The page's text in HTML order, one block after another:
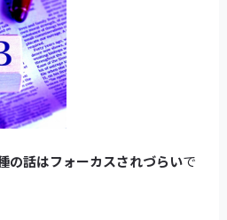
の話はフォーカスされづらいで